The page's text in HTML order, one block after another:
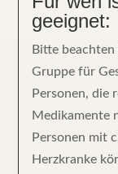
geeignet:
Bitte
Gruppe für
Personen, die
Medikamente
Personen mit
Herzkranke